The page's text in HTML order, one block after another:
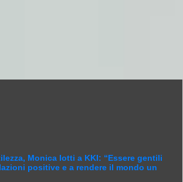
Monica Iotti a KKI: “Essere gentili
positive e a rendere il mondo un